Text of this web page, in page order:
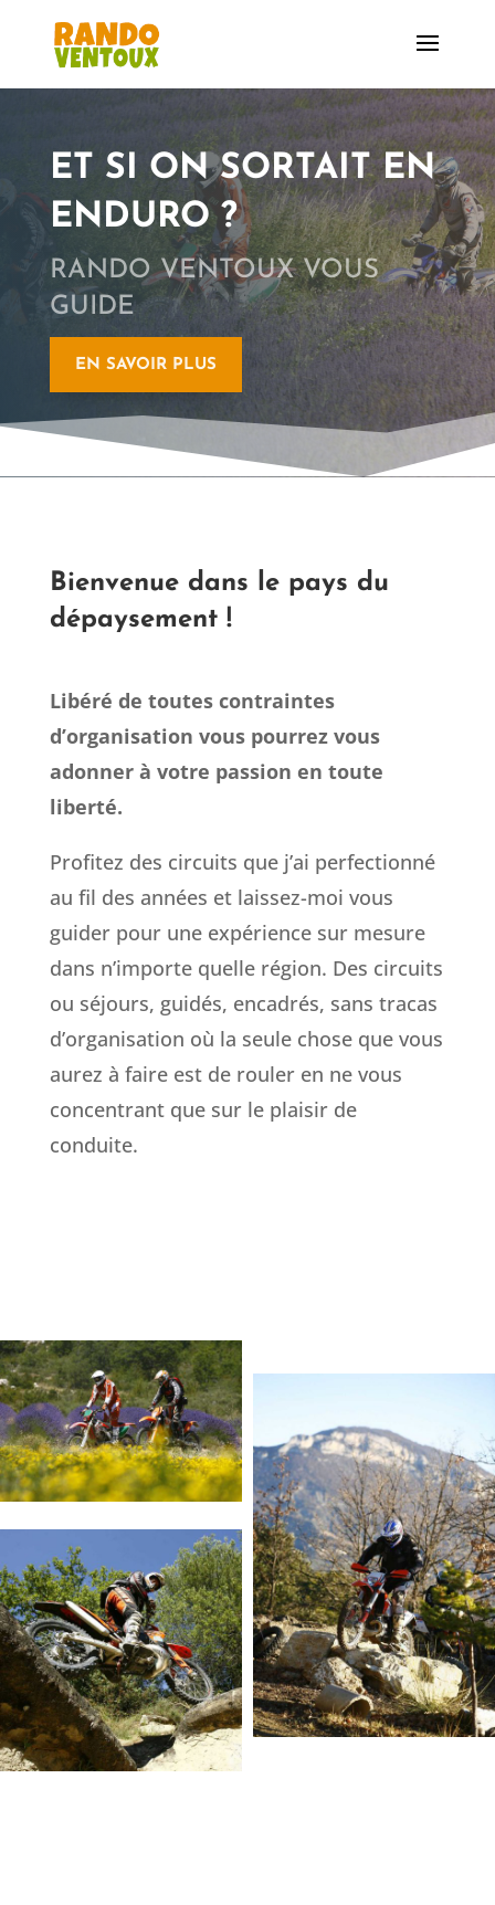
ET SI ON SORTAIT EN
ENDURO ?
RANDO VENTOUX VOUS
GUIDE
EN SAVOIR PLUS
Bienvenue dans le pays du
dépaysement !
Libéré de toutes contraintes
d’organisation vous pourrez vous
adonner à votre passion en toute
liberté.
Profitez des circuits que j’ai perfectionné
au fil des années et laissez-moi vous
guider pour une expérience sur mesure
dans n’importe quelle région. Des circuits
ou séjours, guidés, encadrés, sans tracas
d’organisation où la seule chose que vous
aurez à faire est de rouler en ne vous
concentrant que sur le plaisir de
conduite.